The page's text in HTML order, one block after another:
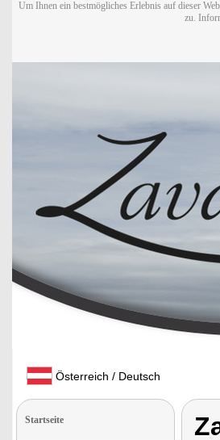
Um Ihnen ein bestmögliches Erlebnis auf dieser
zu.
Österreich / Deutsch
Startseite